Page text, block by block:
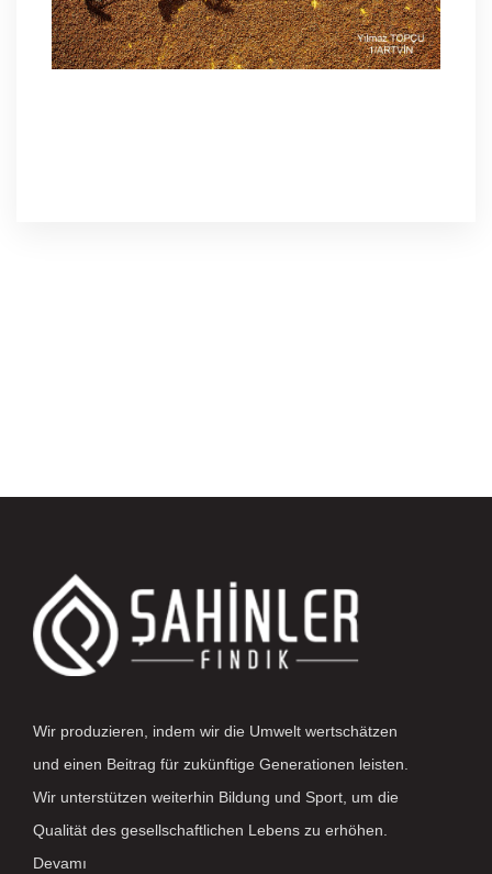
Wir produzieren, indem wir die Umwelt wertschätzen
und einen Beitrag für zukünftige Generationen leisten.
Wir unterstützen weiterhin Bildung und Sport, um die
Qualität des gesellschaftlichen Lebens zu erhöhen.
Devamı